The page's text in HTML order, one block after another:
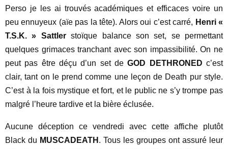
Perso je les ai trouvés académiques et efficaces voire un
peu ennuyeux (aïe pas la tête). Alors oui c’est carré, Henri «
T.S.K. » Sattlerstoïque balance son set, se permettant
quelques grimaces tranchant avec son impassibilité. On ne
peut pas être déçu d’un set deGOD DETHRONED c’est
clair, tant on le prend comme une leçon de Death pur style.
C’est à la fois mystique et fort, et le public ne s’y trompe pas
malgré l’heure tardive et la bière éclusée.
Aucune déception ce vendredi avec cette affiche plutôt
Black du MUSCADEATH . Tous les groupes ont assuré leur